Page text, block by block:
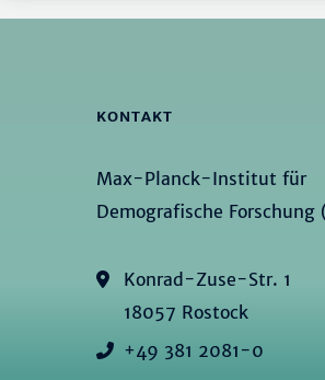
KONTAKT
Max-Planck-Institut für
Demografische Forschung
Konrad-Zuse-Str. 1
18057 Rostock
+49 381 2081-0